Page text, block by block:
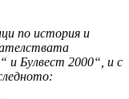
по история и
и Булвест 2000“, и с